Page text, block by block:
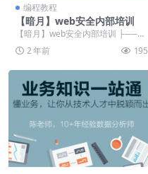
编程教程
【暗月】web安全内部培训
【暗月】web安全内部培训 ├──渗
透测试01HTML基础学习5课 | ├─
─1...2 年前 195